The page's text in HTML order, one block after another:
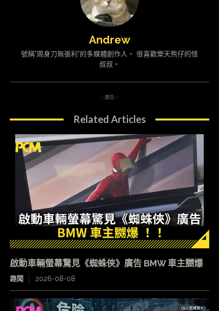
Andrew
號稱"周身刀無張利"的多媒體創作人。 很喜歡樂天熊仔的怪
叔叔。
- 廣告 -
Related Articles
啟動車輛螢幕驚見《蜘蛛俠》廣告 BMW 車主嬲爆
趣聞 2026-08-08